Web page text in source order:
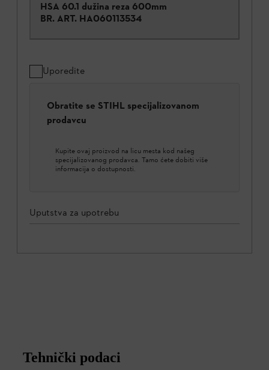
HSA 60.1 dužina reza 600mm
BR. ART. HA060113534
Uporedite
Obratite se STIHL specijalizovanom
prodavcu
Kupite ovaj proizvod na licu mesta kod našeg
specijalizovanog prodavca. Tamo ćete dobiti više
informacija o dostupnosti.
Uputstva za upotrebu
Tehnički podaci